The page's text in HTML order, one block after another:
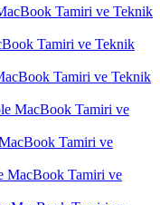
Tamiri ve Teknik
Tamiri ve Teknik
Tamiri ve Teknik
MacBook Tamiri ve
Tamiri ve
MacBook Tamiri ve